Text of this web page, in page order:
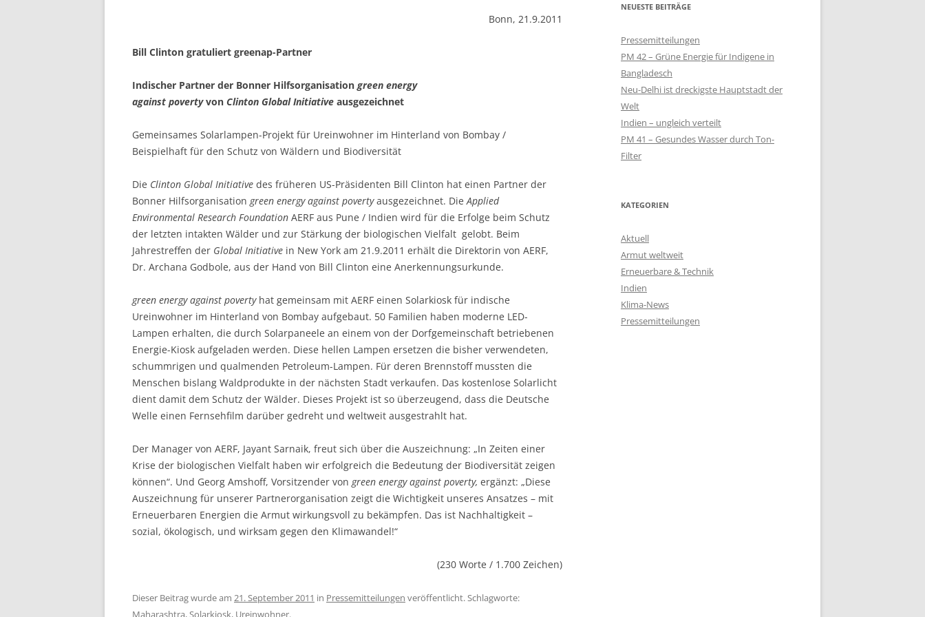
KOCHEN OHNE QUALM
GANGES-INSELN – SOLAR-LAMPEN
AM ENDE DER WELT
MAHARASHTRA – SCHULPROJEKT
MIT SOLARLAMPEN
INDISCHE UREINWOHNER
Bonn, 21.9.2011
Bill Clinton gratuliert greenap-Partner
Indischer Partner der Bonner Hilfsorganisation green energy
against poverty von Clinton Global Initiative ausgezeichnet
Gemeinsames Solarlampen-Projekt für Ureinwohner im Hinterland von Bombay /
Beispielhaft für den Schutz von Wäldern und Biodiversität
Die Clinton Global Initiative des früheren US-Präsidenten Bill Clinton hat einen Partner der
Bonner Hilfsorganisation green energy against povertyausgezeichnet. DieApplied
Environmental Research Founda­tion AERF aus Pune / Indien wird für die Erfolge beim Schutz
der letz­ten intakten Wälder und zur Stärkung der biologischen Vielfalt gelobt. Beim
Jahrestreffen der Global Initiative in New York am 21.9.2011 erhält die Direktorin von AERF,
Dr. Archana Godbole, aus der Hand von Bill Clinton eine Anerkennungsurkunde.
green energy against poverty hat gemeinsam mit AERF einen Solar­kiosk für indische
Ureinwohner im Hinterland von Bombay aufgebaut. 50 Familien haben moderne LED-
Lampen erhalten, die durch Solar­paneele an einem von der Dorfgemeinschaft betriebenen
Energie-Kiosk aufgeladen werden. Diese hellen Lampen ersetzen die bisher verwendeten,
schummrigen und qualmenden Petroleum-Lampen. Für deren Brennstoff mussten die
Menschen bislang Waldprodukte in der nächsten Stadt verkaufen. Das kostenlose Solarlicht
dient damit dem Schutz der Wälder. Dieses Projekt ist so überzeugend, dass die Deutsche
Welle einen Fernsehfilm darüber gedreht und weltweit ausgestrahlt hat.
Der Manager von AERF, Jayant Sarnaik, freut sich über die Auszeich­nung: „In Zeiten einer
Krise der biologischen Vielfalt haben wir erfolg­reich die Bedeutung der Biodiversität zeigen
können“. Und Georg Amshoff, Vorsitzender von green energy against poverty, ergänzt: „Diese
Auszeichnung für unserer Partnerorganisation zeigt die Wichtigkeit unseres Ansatzes – mit
Erneuerbaren Energien die Armut wirkungsvoll zu bekämpfen. Das ist Nachhaltigkeit –
sozial, ökologisch, und wirksam gegen den Klimawandel!“
(230 Worte / 1.700 Zeichen)
Dieser Beitrag wurde am 21. September 2011 in Pressemitteilungen veröffentlicht. Schlagworte:
Maharashtra, Solarkiosk, Ureinwohner.
NEUESTE BEITRÄGE
Pressemitteilungen
PM 42 – Grüne Energie für Indigene in
Bangladesch
Neu-Delhi ist dreckigste Hauptstadt der
Welt
Indien – ungleich verteilt
PM 41 – Gesundes Wasser durch Ton-
Filter
KATEGORIEN
Aktuell
Armut weltweit
Erneuerbare & Technik
Indien
Klima-News
Pressemitteilungen